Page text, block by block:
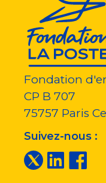
Fondation
CP B 707
75757 Paris
Suivez-nous :